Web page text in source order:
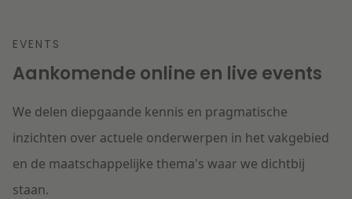
EVENTS
Aankomende online en live events
We delen diepgaande kennis en pragmatische
inzichten over actuele onderwerpen in het vakgebied
en de maatschappelijke thema's waar we dichtbij
staan.